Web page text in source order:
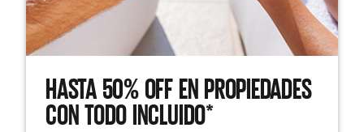
HASTA 50% OFF EN PROPIEDADES
CON TODO INCLUIDO*